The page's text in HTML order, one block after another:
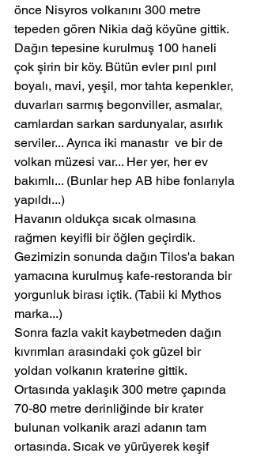
önce Nisyros volkanını 300 metre
tepeden gören Nikia dağ köyüne gittik.
Dağın tepesine kurulmuş 100 haneli
çok şirin bir köy. Bütün evler pırıl pırıl
boyalı, mavi, yeşil, mor tahta kepenkler,
duvarları sarmış begonviller, asmalar,
camlardan sarkan sardunyalar, asırlık
serviler... Ayrıca iki manastır  ve bir de
volkan müzesi var... Her yer, her ev
bakımlı... (Bunlar hep AB hibe fonlarıyla
yapıldı...)
Havanın oldukça sıcak olmasına
rağmen keyifli bir öğlen geçirdik.
Gezimizin sonunda dağın Tilos'a bakan
yamacına kurulmuş kafe-restoranda bir
yorgunluk birası içtik. (Tabii ki Mythos
marka...)
Sonra fazla vakit kaybetmeden dağın
kıvrımları arasındaki çok güzel bir
yoldan volkanın kraterine gittik.
Ortasında yaklaşık 300 metre çapında
70-80 metre derinliğinde bir krater
bulunan volkanik arazi adanın tam
ortasında. Sıcak ve yürüyerek keşif